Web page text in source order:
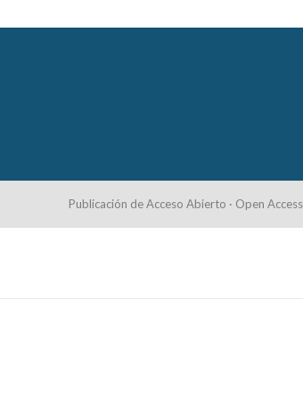
Publicación de Acceso Abierto · Open